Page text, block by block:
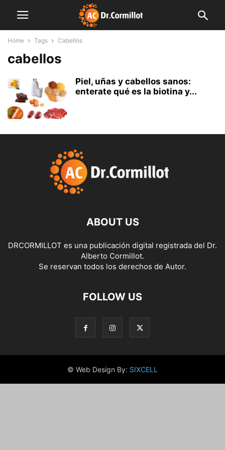
Home Tags Cabellos
cabellos
Piel, uñas y cabellos sanos:
enterate qué es la biotina y...
ABOUT US
DRCORMILLOT es una publicación digital registrada del Dr.
Alberto Cormillot.
Se reservan todos los derechos de Autor.
FOLLOW US
© Web Design By: SIXCELL